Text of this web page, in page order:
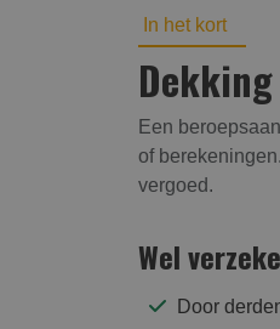
In het kort
Een
of
vergoed.
Wel
Door